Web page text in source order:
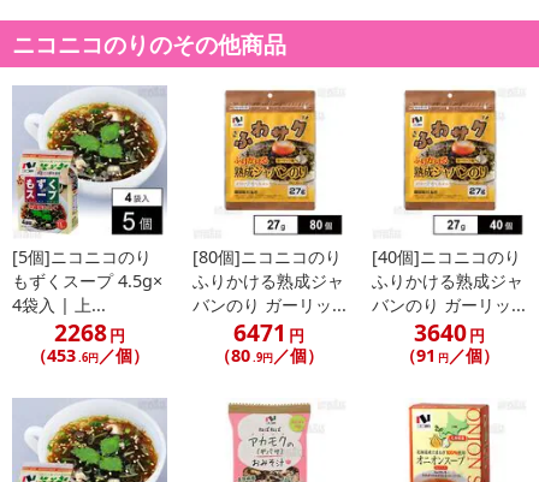
本商品は沖縄・離島へのお届けはできませんので、ご了承くださ
い。
【もずくスープ】
●二段仕込製法で料亭の味。
カツオと昆布で仕上げた上品な和風だしが、もずくと良く合いま
す。
濃口しょうゆ・旨味成分強化などを行い、今まで以上に深みのある
味とコクを追求しました。
●産地にこだわっています。
沖縄産のやわらかい上質なもずくを使用していますので、ツルツル
した食感をお楽しみいただけます。
ニコニコのりのその他商品
[5個]ニコニコのり
もずくスープ 4.5g×
4袋入 | 上...
2268円
（453.6円／個）
[80個]ニコニコのり
ふりかける熟成ジャ
バンのり ガーリッ...
6471 円
（80.9円／個）
[40個]ニコニコのり
ふりかける熟成ジャ
バンのり ガーリッ...
3640円
（91 円／個）